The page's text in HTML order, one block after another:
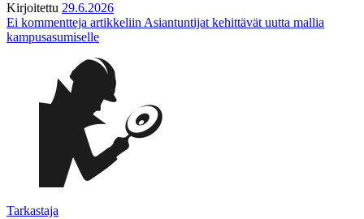
Kirjoitettu 29.6.2026
Ei kommentteja artikkeliin Asiantuntijat kehittävät uutta mallia
kampusasumiselle
Tarkastaja